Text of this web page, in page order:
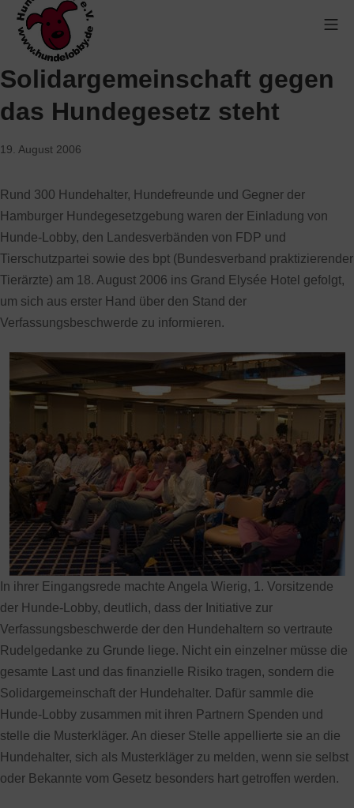
Solidargemeinschaft gegen
das Hundegesetz steht
19. August 2006
Rund 300 Hundehalter, Hundefreunde und Gegner der
Hamburger Hundegesetzgebung waren der Einladung von
Hunde-Lobby, den Landesverbänden von FDP und
Tierschutzpartei sowie des bpt (Bundesverband praktizierender
Tierärzte) am 18. August 2006 ins Grand Elysée Hotel gefolgt,
um sich aus erster Hand über den Stand der
Verfassungsbeschwerde zu informieren.
In ihrer Eingangsrede machte Angela Wierig, 1. Vorsitzende
der Hunde-Lobby, deutlich, dass der Initiative zur
Verfassungsbeschwerde der den Hundehaltern so vertraute
Rudelgedanke zu Grunde liege. Nicht ein einzelner müsse die
gesamte Last und das finanzielle Risiko tragen, sondern die
Solidargemeinschaft der Hundehalter. Dafür sammle die
Hunde-Lobby zusammen mit ihren Partnern Spenden und
stelle die Musterkläger. An dieser Stelle appellierte sie an die
Hundehalter, sich als Musterkläger zu melden, wenn sie selbst
oder Bekannte vom Gesetz besonders hart getroffen werden.